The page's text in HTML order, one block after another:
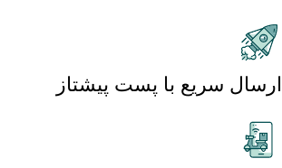
ارسال سریع با پست پیشتاز